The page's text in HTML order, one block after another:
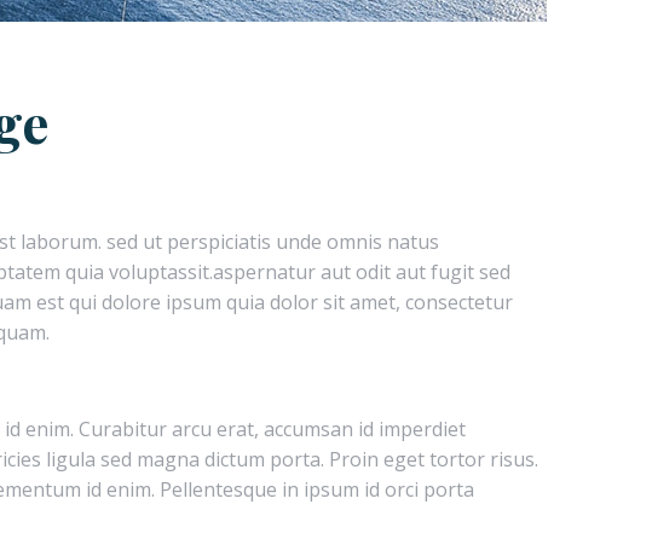
laborum. sed ut perspiciatis unde omnis natus
quia voluptassit.aspernatur aut odit aut fugit sed
est qui dolore ipsum quia dolor sit amet, consectetur
enim. Curabitur arcu erat, accumsan id imperdiet
ligula sed magna dictum porta. Proin eget tortor risus.
id enim. Pellentesque in ipsum id orci porta